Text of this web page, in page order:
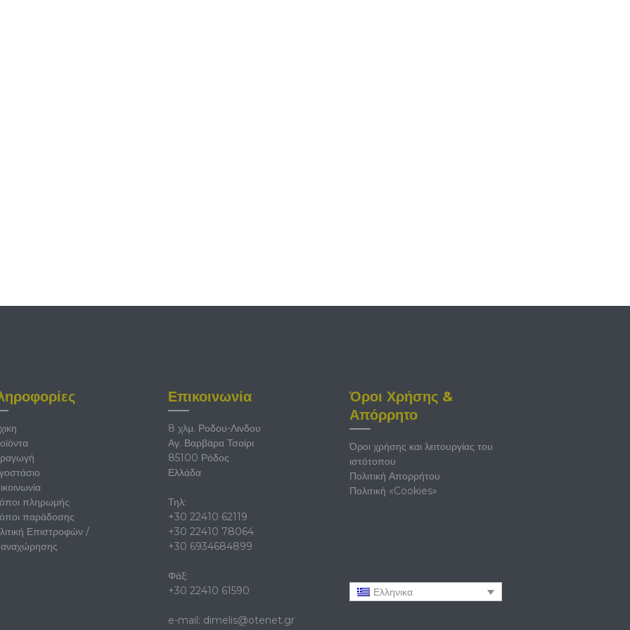
πληρωμής
παράδοσης
Επιστροφών /
Επικοινωνία
8 χλμ. Ροδου-Λινδου
Αγ. Βαρβάρα Τσαίρι
85100 Ρόδος
Ελλάδα
Τηλ:
+30 22410 62119
+30 22410 78064
+30 6934684899
Φάξ:
+30 22410 61590
e-mail: dimelis@otenet.gr
Όροι Χρήσης &
Απόρρητο
Όροι χρήσης και λειτουργίας του
ιστότοπου
Πολιτική Απορρήτου
Πολιτική «Cookies»
Ελληνικα